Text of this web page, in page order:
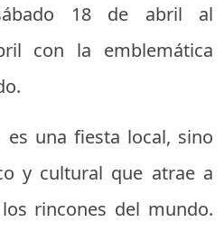
18 de abril al
con la emblemática
es una fiesta local, sino
y cultural que atrae a
rincones del mundo.